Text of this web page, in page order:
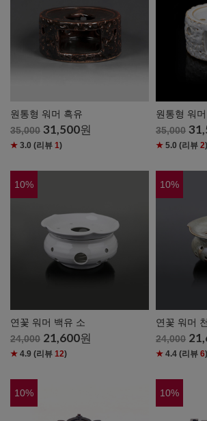
원통형 워머 흑유
35,000 31,500원
★ 3.0 (리뷰 1)
원통형 워
35,000
★ 5.0 (리뷰2)
10%
연꽃 워머 백유 소
24,000 21,600원
★ 4.9 (리뷰 12)
10%
연꽃 워머
24,000
★ 4.4 (리뷰6)
10% 10%